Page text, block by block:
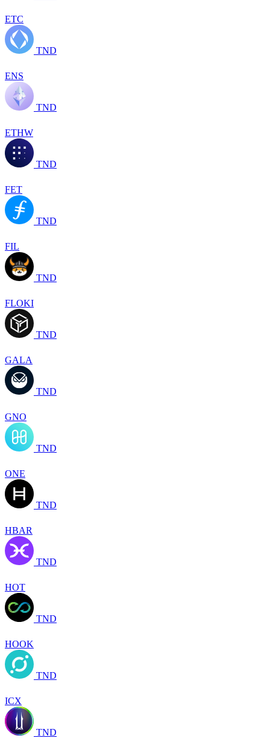
ETC
TND
ENS
TND
ETHW
TND
FET
TND
FIL
TND
FLOKI
TND
GALA
TND
GNO
TND
ONE
TND
HBAR
TND
HOT
TND
HOOK
TND
ICX
TND